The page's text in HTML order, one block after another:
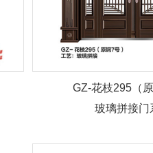
GZ-花枝295（原
玻璃拼接门